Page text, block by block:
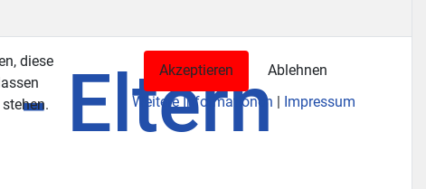
Eltern
diese
Akzeptieren
Ablehnen
Weitere Informationen | Impressum